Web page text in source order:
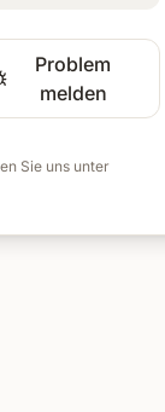
Problem
melden
Sie uns unter